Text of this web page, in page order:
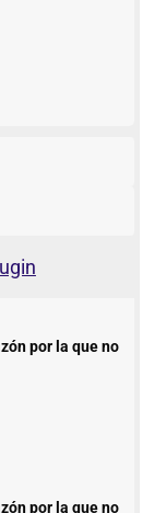
por la que no
por la que no